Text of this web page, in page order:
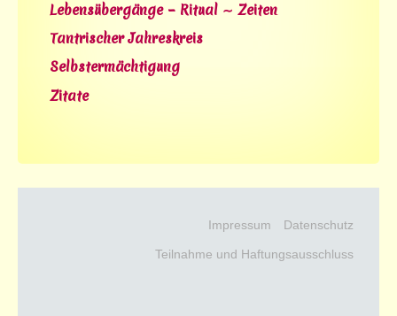
Lebensübergänge – Ritual ∼ Zeiten
Tantrischer Jahreskreis
Selbstermächtigung
Zitate
Datenschutz
Impressum
Teilnahme und Haftungsausschluss